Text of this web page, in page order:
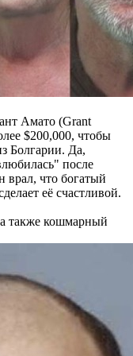
Амато (Grant
$200,000, чтобы
Болгарии. Да,
после
врал, что богатый
её счастливой.
также кошмарный